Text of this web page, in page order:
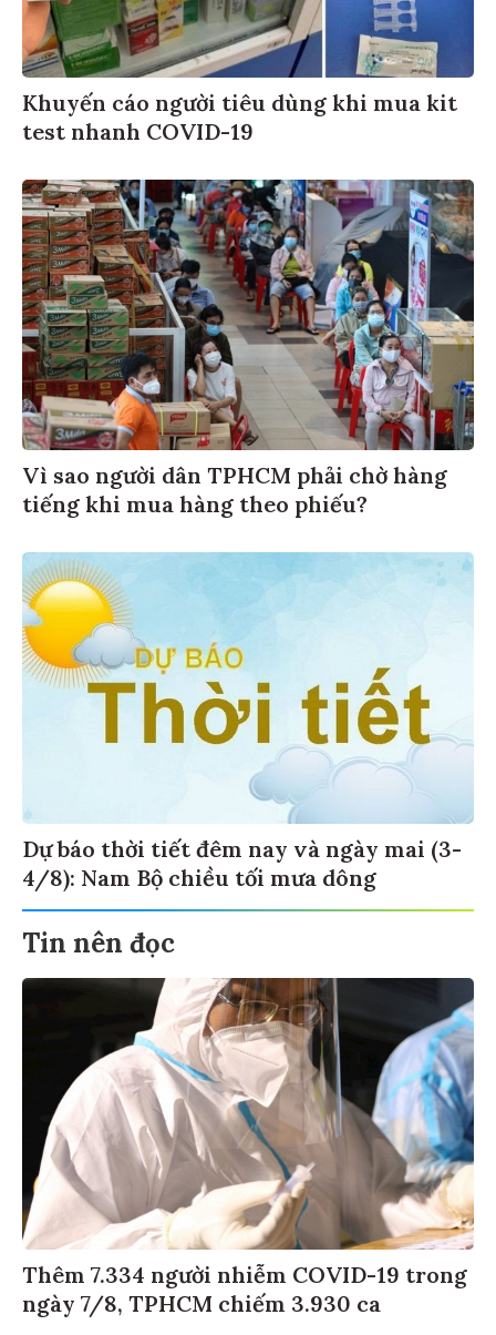
Khuyến cáo người tiêu dùng khi mua kit
test nhanh COVID-19
Vì sao người dân TPHCM phải chờ hàng
tiếng khi mua hàng theo phiếu?
Dự báo thời tiết đêm nay và ngày mai (3-
4/8): Nam Bộ chiều tối mưa dông
Tin nên đọc
Thêm 7.334 người nhiễm COVID-19 trong
ngày 7/8, TPHCM chiếm 3.930 ca